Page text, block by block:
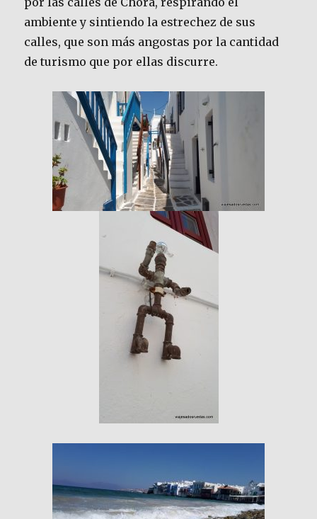
ambiente y sintiendo la estrechez de sus
calles, que son más angostas por la cantidad
de turismo que por ellas discurre.